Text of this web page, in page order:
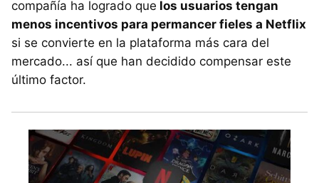
compañía ha logrado que los usuarios tengan
menos incentivos para permancer fieles a Netflix
si se convierte en la plataforma más cara del
mercado... así que han decidido compensar este
último factor.